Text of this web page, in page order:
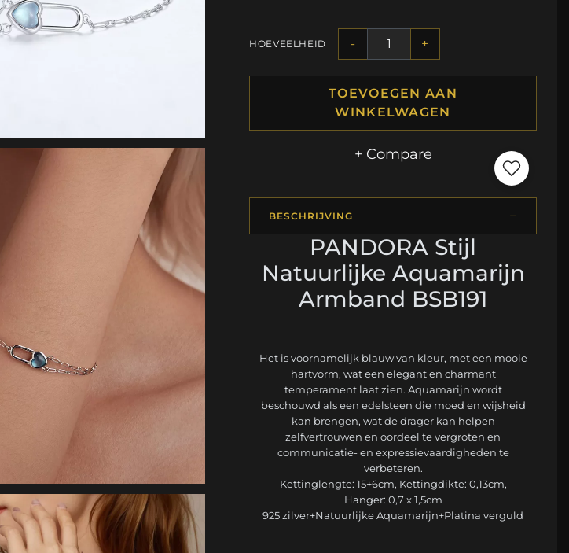
HOEVEELHEID - +
TOEVOEGEN AAN
WINKELWAGEN
+ Compare
BESCHRIJVING
PANDORA Stijl
Natuurlijke Aquamarijn
Armband BSB191
Het is voornamelijk blauw van kleur, met een mooie
hartvorm, wat een elegant en charmant
temperament laat zien. Aquamarijn wordt
beschouwd als een edelsteen die moed en wijsheid
kan brengen, wat de drager kan helpen
zelfvertrouwen en oordeel te vergroten en
communicatie- en expressievaardigheden te
verbeteren.
Kettinglengte: 15+6cm, Kettingdikte: 0,13cm,
Hanger: 0,7 x 1,5cm
925 zilver+Natuurlijke Aquamarijn+Platina verguld